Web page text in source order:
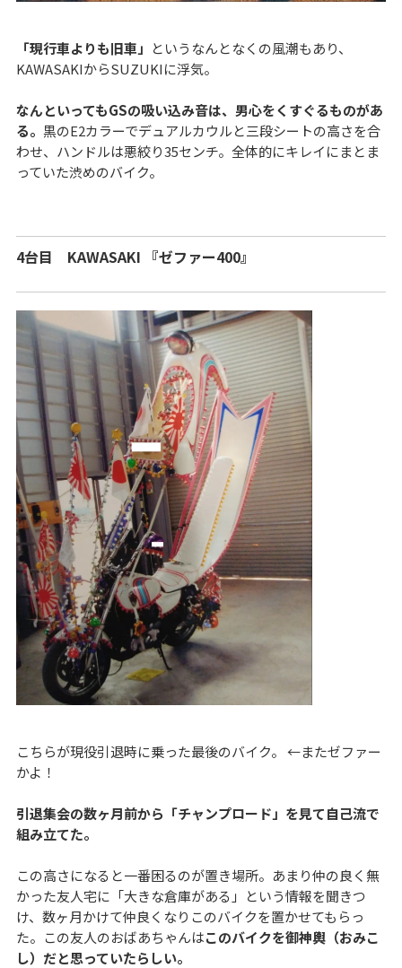
「現行車よりも旧車」 というなんとなくの風潮もあり、
KAWASAKIからSUZUKIに浮気。
なんといってもGSの吸い込み音は、男心をくすぐるものがあ
る。 黒のE2カラーでデュアルカウルと三段シートの高さを合
わせ、ハンドルは悪絞り35センチ。全体的にキレイにまとま
っていた渋めのバイク。
4台目 KAWASAKI 『ゼファー400』
こちらが現役引退時に乗った最後のバイク。 ←またゼファー
かよ！
引退集会の数ヶ月前から「チャンプロード」を見て自己流で
組み立てた。
この高さになると一番困るのが置き場所。あまり仲の良く無
かった友人宅に「大きな倉庫がある」という情報を聞きつ
け、数ヶ月かけて仲良くなりこのバイクを置かせてもらっ
た。この友人のおばあちゃんはこのバイクを御神輿（おみこ
し）だと思っていたらしい。